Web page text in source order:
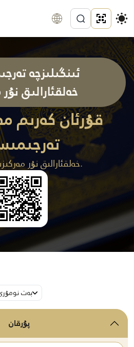
ئىنگىلىزچە
خەلقئارالىق
قۇرئان كەرىم
خەلقئارالىق نۇر مەركىزىدىن چىققان.
بەت نومۇرى
پۇرقان